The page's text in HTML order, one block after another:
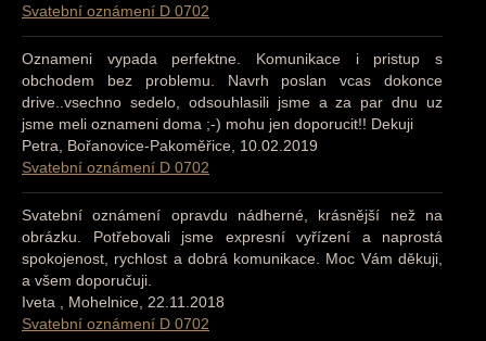
Svatební oznámení D 0702
Oznameni vypada perfektne. Komunikace i pristup s
obchodem bez problemu. Navrh poslan vcas dokonce
drive..vsechno sedelo, odsouhlasili jsme a za par dnu uz
jsme meli oznameni doma ;-) mohu jen doporucit!! Dekuji
Petra, Bořanovice-Pakoměřice, 10.02.2019
Svatební oznámení D 0702
Svatební oznámení opravdu nádherné, krásnější než na
obrázku. Potřebovali jsme expresní vyřízení a naprostá
spokojenost, rychlost a dobrá komunikace. Moc Vám děkuji,
a všem doporučuji.
Iveta , Mohelnice, 22.11.2018
Svatební oznámení D 0702